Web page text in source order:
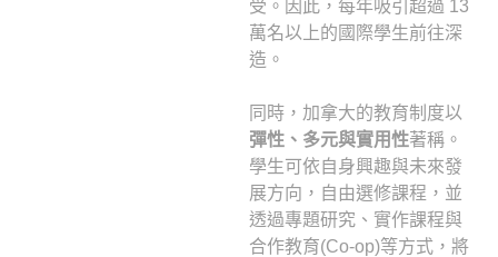
受。因此，每年吸引超過 13
萬名以上的國際學生前往深
造。
同時，加拿大的教育制度以
彈性、多元與實用性著稱。
學生可依自身興趣與未來發
展方向，自由選修課程，並
透過專題研究、實作課程與
合作教育(Co-op)等方式，將